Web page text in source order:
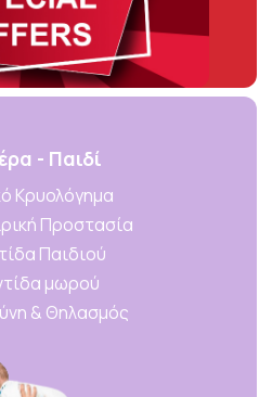
- Παιδί
Κρυολόγημα
Προστασία
Παιδιού
μωρού
& Θηλασμός